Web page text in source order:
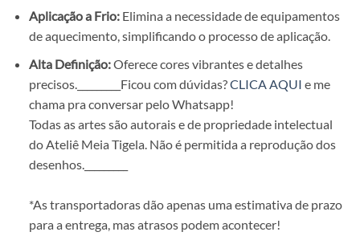
Aplicação a Frio:Elimina a necessidade de equipamentos
de aquecimento, simplificando o processo de aplicação.
Alta Definição:Oferece cores vibrantes e detalhes
precisos._________Ficou com dúvidas?CLICA AQUI e me
chama pra conversar pelo Whatsapp!
Todas as artes são autorais e de propriedade intelectual
do Ateliê Meia Tigela. Não é permitida a reprodução dos
desenhos._________
*As transportadoras dão apenas uma estimativa de prazo
para a entrega, mas atrasos podem acontecer!